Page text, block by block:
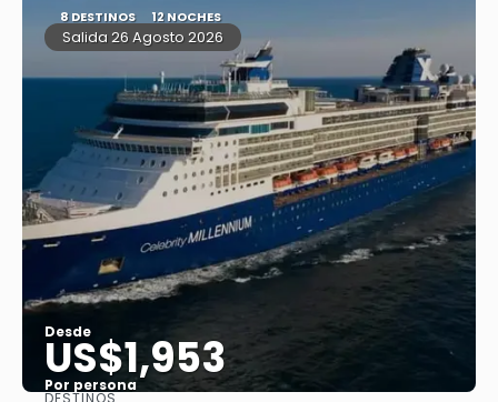
8 DESTINOS 12 NOCHES
Salida 26 Agosto 2026
Desde
US$1,953
Por persona
DESTINOS